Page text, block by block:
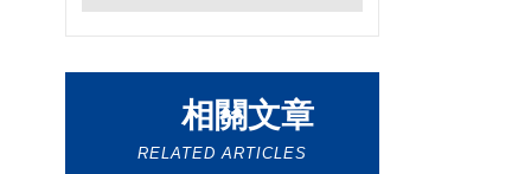
相關文章
RELATED ARTICLES